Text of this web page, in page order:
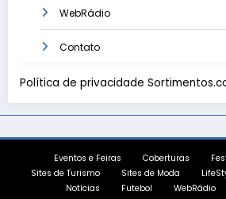
WebRádio
Contato
Política de privacidade
Eventos e Feiras Coberturas
Sites de Turismo
Sites de Moda
Notícias
Futebol WebRádio